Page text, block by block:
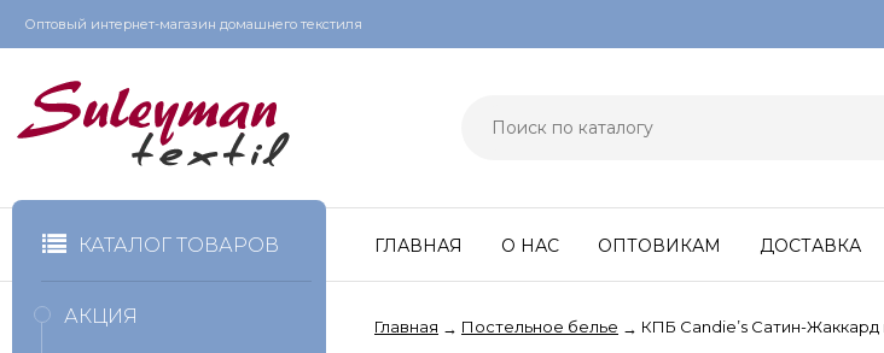
Оптовый интернет-магазин домашнего текстиля
КАТАЛОГ ТОВАРОВ ГЛАВНАЯ О НАС ОПТОВИКАМ ДОСТАВКА
Главная → Постельное белье → КПБ Candie’s Сатин-
АКЦИЯ